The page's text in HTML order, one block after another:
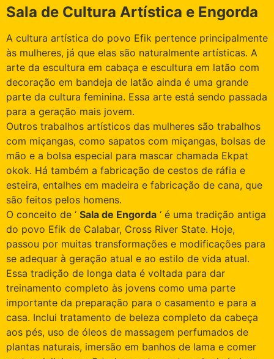
Sala de Cultura Artística e Engorda
A cultura artística do povo Efik pertence principalmente
às mulheres, já que elas são naturalmente artísticas. A
arte da escultura em cabaça e escultura em latão com
decoração em bandeja de latão ainda é uma grande
parte da cultura feminina. Essa arte está sendo passada
para a geração mais jovem.
Outros trabalhos artísticos das mulheres são trabalhos
com miçangas, como sapatos com miçangas, bolsas de
mão e a bolsa especial para mascar chamada Ekpat
okok. Há também a fabricação de cestos de ráfia e
esteira, entalhes em madeira e fabricação de cana, que
são feitos pelos homens.
O conceito de ‘ Sala de Engorda ‘ é uma tradição antiga
do povo Efik de Calabar, Cross River State. Hoje,
passou por muitas transformações e modificações para
se adequar à geração atual e ao estilo de vida atual.
Essa tradição de longa data é voltada para dar
treinamento completo às jovens como uma parte
importante da preparação para o casamento e para a
casa. Inclui tratamento de beleza completo da cabeça
aos pés, uso de óleos de massagem perfumados de
plantas naturais, imersão em banhos de lama e comer